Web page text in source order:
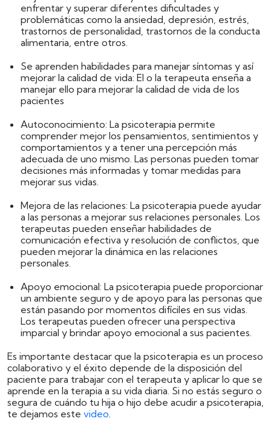
enfrentar y superar diferentes dificultades y
problemáticas como la ansiedad, depresión, estrés,
trastornos de personalidad, trastornos de la conducta
alimentaria, entre otros.
Se aprenden habilidades para manejar síntomas y así
mejorar la calidad de vida: El o la terapeuta enseña a
manejar ello para mejorar la calidad de vida de los
pacientes
Autoconocimiento: La psicoterapia permite
comprender mejor los pensamientos, sentimientos y
comportamientos y a tener una percepción más
adecuada de uno mismo. Las personas pueden tomar
decisiones más informadas y tomar medidas para
mejorar sus vidas.
Mejora de las relaciones: La psicoterapia puede ayudar
a las personas a mejorar sus relaciones personales. Los
terapeutas pueden enseñar habilidades de
comunicación efectiva y resolución de conflictos, que
pueden mejorar la dinámica en las relaciones
personales.
Apoyo emocional: La psicoterapia puede proporcionar
un ambiente seguro y de apoyo para las personas que
están pasando por momentos difíciles en sus vidas.
Los terapeutas pueden ofrecer una perspectiva
imparcial y brindar apoyo emocional a sus pacientes.
Es importante destacar que la psicoterapia es un proceso
colaborativo y el éxito depende de la disposición del
paciente para trabajar con el terapeuta y aplicar lo que se
aprende en la terapia a su vida diaria. Si no estás seguro o
segura de cuándo tu hija o hijo debe acudir a psicoterapia,
te dejamos este video